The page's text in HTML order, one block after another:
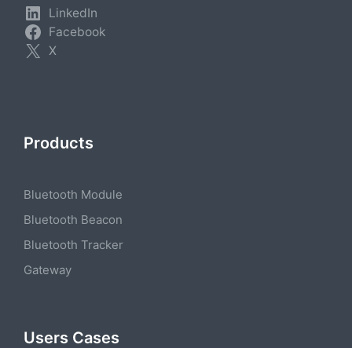
LinkedIn
Facebook
X
Products
Bluetooth Module
Bluetooth Beacon
Bluetooth Tracker
Gateway
Users Cases